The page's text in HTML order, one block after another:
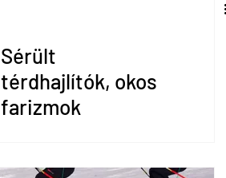
Sérült
térdhajlítók, okos
farizmok